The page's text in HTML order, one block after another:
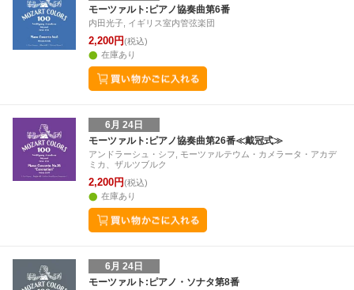
モーツァルト:ピアノ協奏曲第6番
内田光子, イギリス室内管弦楽団
2,200円(税込)
在庫あり
6月 24日
モーツァルト:ピアノ協奏曲第26番≪戴冠式≫
アンドラーシュ・シフ, モーツァルテウム・カメラータ・アカデ
ミカ、ザルツブルク
2,200円(税込)
在庫あり
6月 24日
モーツァルト:ピアノ・ソナタ第8番